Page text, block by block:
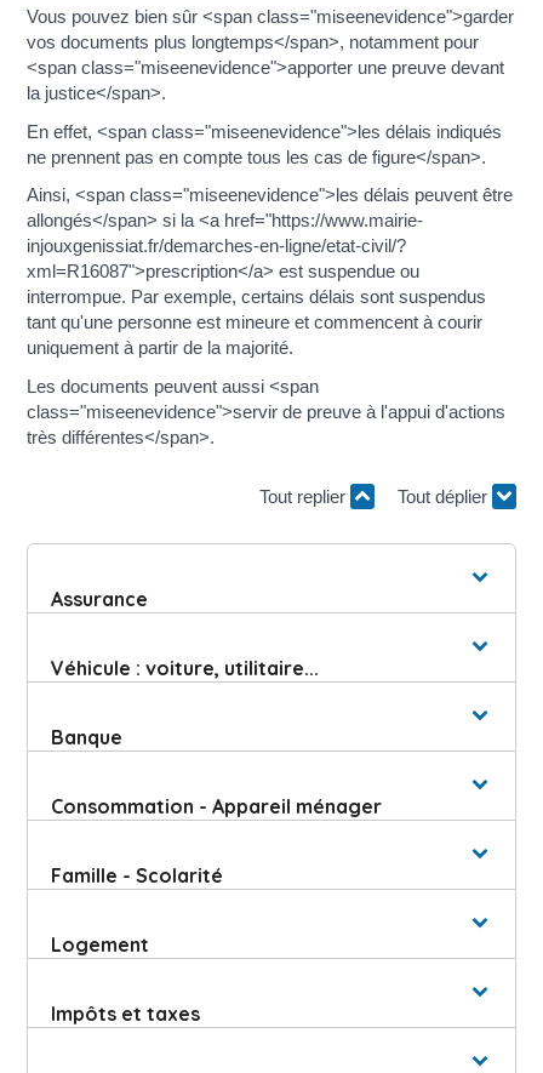
Vous pouvez bien sûr <span class="miseenevidence">garder
vos documents plus longtemps</span>, notamment pour
<span class="miseenevidence">apporter une preuve devant
la justice</span>.
En effet, <span class="miseenevidence">les délais indiqués
ne prennent pas en compte tous les cas de figure</span>.
Ainsi, <span class="miseenevidence">les délais peuvent être
allongés</span> si la <a href="https://www.mairie-
injouxgenissiat.fr/demarches-en-ligne/etat-civil/?
xml=R16087">prescription</a> est suspendue ou
interrompue. Par exemple, certains délais sont suspendus
tant qu'une personne est mineure et commencent à courir
uniquement à partir de la majorité.
Les documents peuvent aussi <span
class="miseenevidence">servir de preuve à l'appui d'actions
très différentes</span>.
Tout replier Tout déplier
Assurance
Véhicule : voiture, utilitaire...
Banque
Consommation - Appareil ménager
Famille - Scolarité
Logement
Impôts et taxes